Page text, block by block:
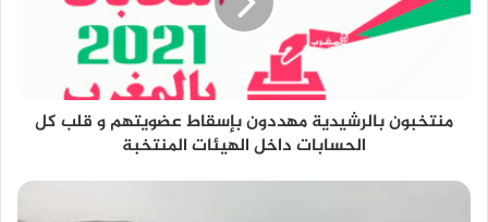
منتخبون بالرشيدية مهددون بإسقاط عضويتهم و قلب كل
الحسابات داخل الهيئات المنتخبة